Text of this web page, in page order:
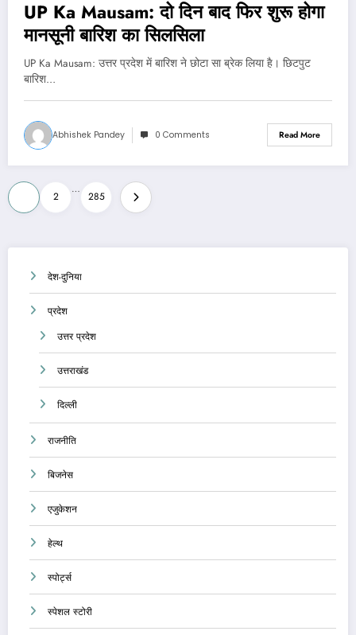
UP Ka Mausam: दो दिन बाद फिर शुरू होगा
मानसूनी बारिश का सिलसिला
UP Ka Mausam: उत्तर प्रदेश में बारिश ने छोटा सा ब्रेक लिया है। छिटपुट
बारिश…
Abhishek Pandey 0 Comments Read More
Posts
pagination
2
…
285
देश-दुनिया
प्रदेश
उत्तर प्रदेश
उत्तराखंड
दिल्ली
राजनीति
बिजनेस
एजुकेशन
हेल्थ
स्पोर्ट्स
स्पेशल स्टोरी